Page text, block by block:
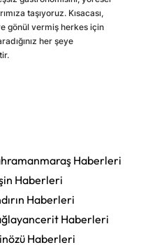
taşıyoruz. Kısacası,
gönül vermiş herkes için
her şeye
Haberleri
Haberleri
Haberleri
Haberleri
Haberleri